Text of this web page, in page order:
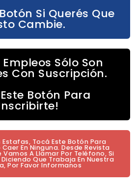
Si Querés Que
Cambie.
Sólo Son
Con Suscripción.
Botón Para
Estafas, Tocá Este Botón Para
En Ninguna. Desde Revista
Vamos A Llamar Por Teléfono, Si
Que Trabaja En Nuestra
Por Favor Informanos